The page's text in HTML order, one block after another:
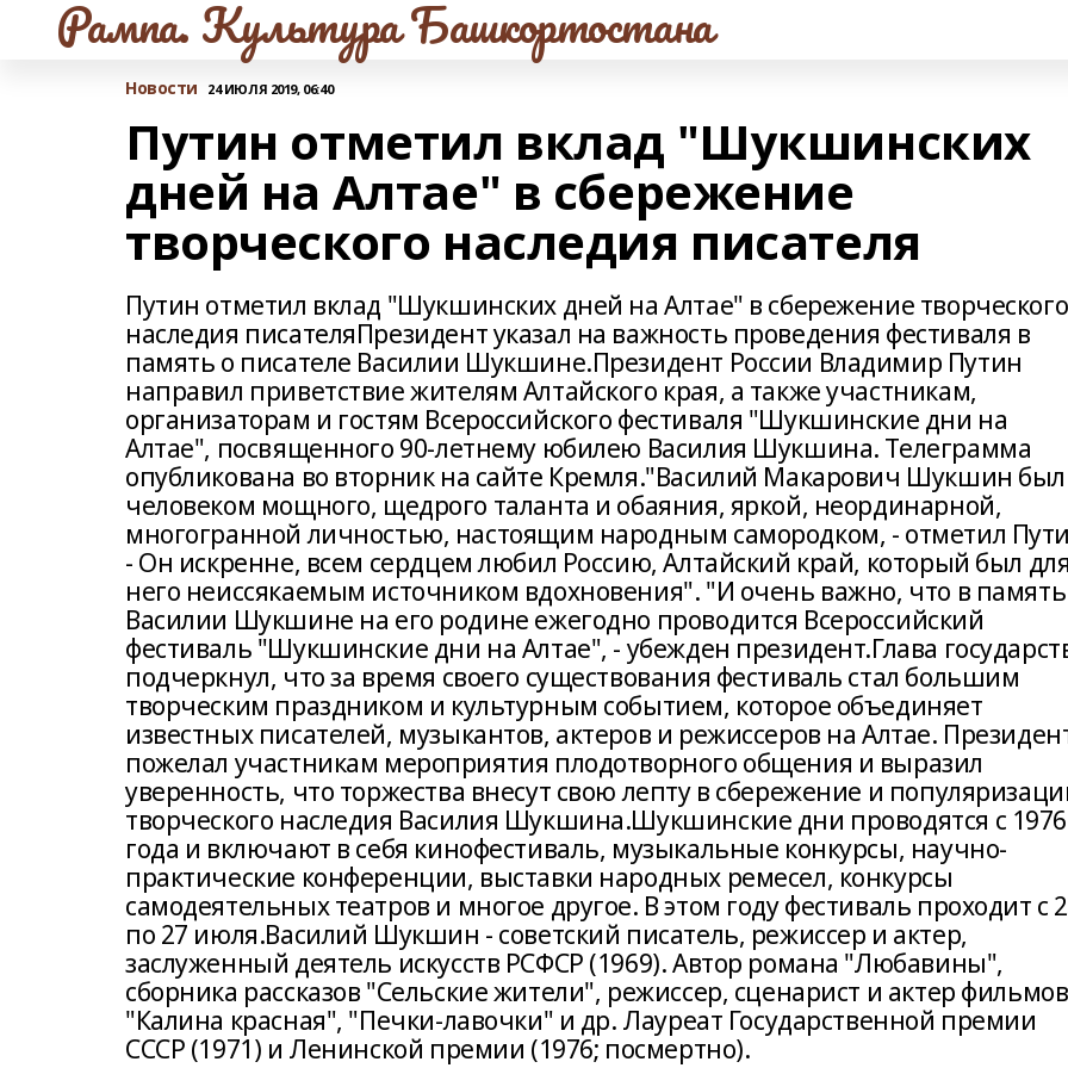
Рампа. Культура Башкортостана
Новости 24 ИЮЛЯ 2019, 06:40
Путин отметил вклад "Шукшинских
дней на Алтае" в сбережение
творческого наследия писателя
Путин отметил вклад "Шукшинских дней на Алтае" в сбережение творческого
наследия писателяПрезидент указал на важность проведения фестиваля в
память о писателе Василии Шукшине.Президент России Владимир Путин
направил приветствие жителям Алтайского края, а также участникам,
организаторам и гостям Всероссийского фестиваля "Шукшинские дни на
Алтае", посвященного 90-летнему юбилею Василия Шукшина. Телеграмма
опубликована во вторник на сайте Кремля."Василий Макарович Шукшин был
человеком мощного, щедрого таланта и обаяния, яркой, неординарной,
многогранной личностью, настоящим народным самородком, - отметил
- Он искренне, всем сердцем любил Россию, Алтайский край, который был для
него неиссякаемым источником вдохновения". "И очень важно, что в
Василии Шукшине на его родине ежегодно проводится Всероссийский
фестиваль "Шукшинские дни на Алтае", - убежден президент.Глава
подчеркнул, что за время своего существования фестиваль стал большим
творческим праздником и культурным событием, которое объединяет
известных писателей, музыкантов, актеров и режиссеров на Алтае.
пожелал участникам мероприятия плодотворного общения и выразил
уверенность, что торжества внесут свою лепту в сбережение и
творческого наследия Василия Шукшина.Шукшинские дни проводятся с 1976
года и включают в себя кинофестиваль, музыкальные конкурсы, научно-
практические конференции, выставки народных ремесел, конкурсы
самодеятельных театров и многое другое. В этом году фестиваль проходит с
по 27 июля.Василий Шукшин - советский писатель, режиссер и актер,
заслуженный деятель искусств РСФСР (1969). Автор романа "Любавины",
сборника рассказов "Сельские жители", режиссер, сценарист и актер фильмов
"Калина красная", "Печки-лавочки" и др. Лауреат Государственной премии
СССР (1971) и Ленинской премии (1976; посмертно).